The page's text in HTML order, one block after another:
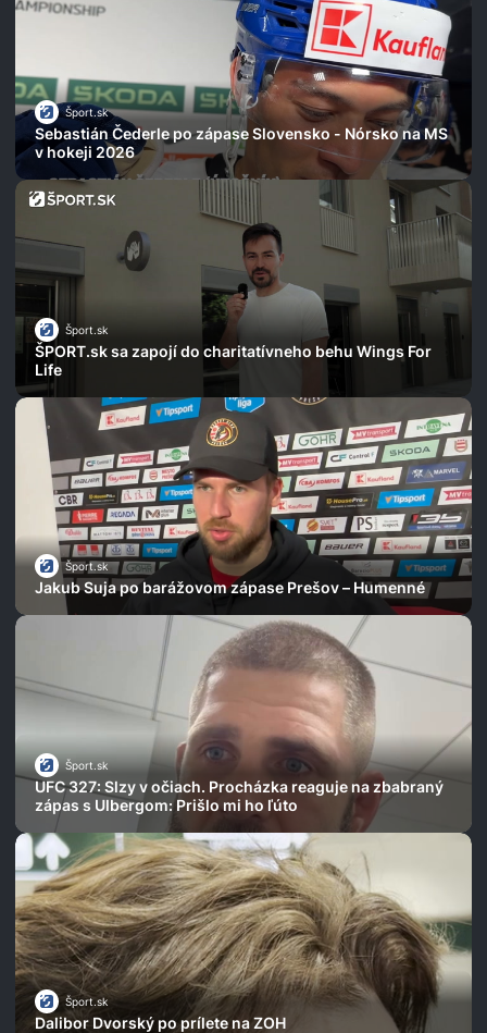
Šport.sk
Sebastián Čederle po zápase Slovensko - Nórsko na MS
v hokeji 2026
Šport.sk
ŠPORT.sk sa zapojí do charitatívneho behu Wings For
Life
Šport.sk
Jakub Suja po barážovom zápase Prešov – Humenné
Šport.sk
UFC 327: Slzy v očiach. Procházka reaguje na zbabraný
zápas s Ulbergom: Prišlo mi ho ľúto
Šport.sk
Dalibor Dvorský po prílete na ZOH